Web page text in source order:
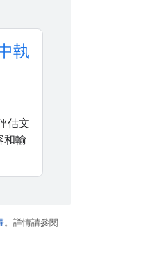
執
估文
和輸
。詳情請參閱